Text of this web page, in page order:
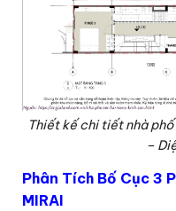
Thiết kế chi tiết nhà
–
Phân Tích Bố Cục 3
MIRAI